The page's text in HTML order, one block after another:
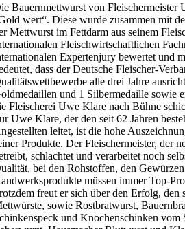
Bauernmettwurst von Fleischermeister
wert“. Diese wurde zusammen mit
Mettwurst im Fettdarm aus seinem
Fleischwirtschaftlichen
Expertenjury bewertet und
dass der Deutsche Fleischer-
alle drei Jahre
und 1 Silbermedaille sowie
Fleischerei Uwe Klare nach Bühne
Uwe Klare, der den seit 62 Jahren
leitet, ist die hohe
Produkte. Der Fleischermeister, der
schlachtet und verarbeitet noch
bei den Rohstoffen, den
müssen immer Top-
freut er sich über den Erfolg, den
sowie Rostbratwurst,
und Knochenschinken vom